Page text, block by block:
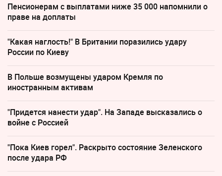
Пенсионерам с выплатами ниже 35 000 напомнили о
праве на доплаты
"Какая наглость!" В Британии поразились удару
России по Киеву
В Польше возмущены ударом Кремля по
иностранным активам
"Придется нанести удар". На Западе высказались о
войне с Россией
"Пока Киев горел". Раскрыто состояние Зеленского
после удара РФ